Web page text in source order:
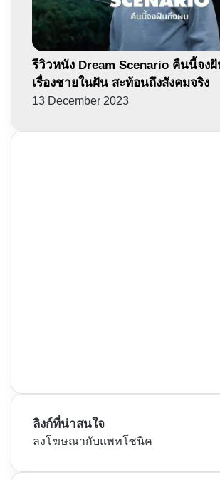
รีวิวหนัง Dream Scenario คืนนี้จงฝั
เรื่องชายในฝัน สะท้อนถึงสังคมจริง
13 December 2023
ลิงก์ที่น่าสนใจ
ลงโฆษณากับแพทโซนิค